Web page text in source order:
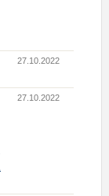
27.10.2022
27.10.2022